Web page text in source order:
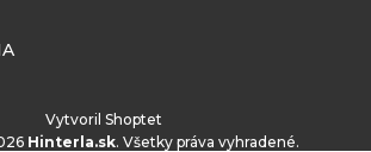
Vytvoril Shoptet
Hinterla.sk. Všetky práva vyhradené.